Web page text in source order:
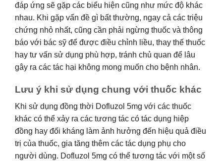
đáp ứng sẽ gặp các biểu hiện cũng như mức độ khác
nhau. Khi gặp vấn đề gì bất thường, ngay cả các triệu
chứng nhỏ nhất, cũng cần phải ngừng thuốc và thông
báo với bác sỹ để được điều chỉnh liều, thay thế thuốc
hay tư vấn sử dụng phù hợp, tránh chủ quan để lâu
gây ra các tác hại không mong muốn cho bệnh nhân.
Lưu ý khi sử dụng chung với thuốc khác
Khi sử dụng đồng thời Dofluzol 5mg với các thuốc
khác có thể xảy ra các tương tác có tác dụng hiệp
đồng hay đối kháng làm ảnh hưởng đến hiệu quả điều
trị của thuốc, gia tăng thêm các tác dụng phụ cho
người dùng. Dofluzol 5mg có thể tương tác với một số